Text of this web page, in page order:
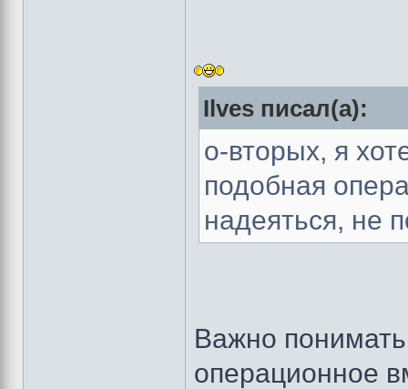
Ilves писал(а):
о-вторых, я
подобная
надеяться, не
Важно
операционное